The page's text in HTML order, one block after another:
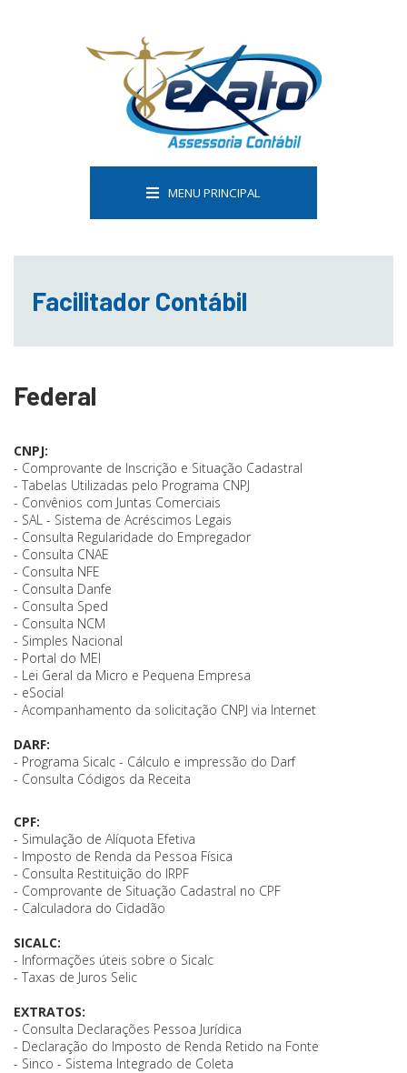
MENU PRINCIPAL
Facilitador Contábil
Federal
CNPJ:
- Comprovante de Inscrição e Situação Cadastral
- Tabelas Utilizadas pelo Programa CNPJ
- Convênios com Juntas Comerciais
- SAL - Sistema de Acréscimos Legais
- Consulta Regularidade do Empregador
- Consulta CNAE
- Consulta NFE
- Consulta Danfe
- Consulta Sped
- Consulta NCM
- Simples Nacional
- Portal do MEI
- Lei Geral da Micro e Pequena Empresa
- eSocial
- Acompanhamento da solicitação CNPJ via Internet
DARF:
- Programa Sicalc - Cálculo e impressão do Darf
- Consulta Códigos da Receita
CPF:
- Simulação de Alíquota Efetiva
- Imposto de Renda da Pessoa Física
- Consulta Restituição do IRPF
- Comprovante de Situação Cadastral no CPF
- Calculadora do Cidadão
SICALC:
- Informações úteis sobre o Sicalc
- Taxas de Juros Selic
EXTRATOS:
- Consulta Declarações Pessoa Jurídica
- Declaração do Imposto de Renda Retido na Fonte
- Sinco - Sistema Integrado de Coleta